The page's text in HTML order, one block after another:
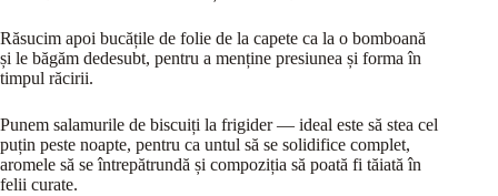
Răsucim apoi bucățile de folie de la capete ca la o bomboană
și le băgăm dedesubt, pentru a menține presiunea și forma în
timpul răcirii.
Punem salamurile de biscuiți la frigider — ideal este să stea cel
puțin peste noapte, pentru ca untul să se solidifice complet,
aromele să se întrepătrundă și compoziția să poată fi tăiată în
felii curate.